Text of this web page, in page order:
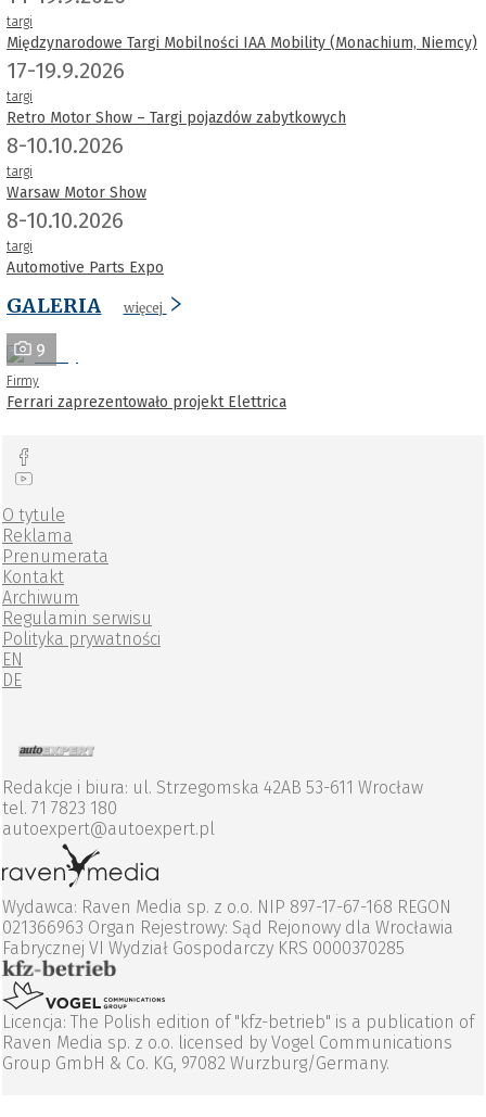
targi
Międzynarodowe Targi Mobilności IAA Mobility (Monachium, Niemcy)
17-19.9.2026
targi
Retro Motor Show – Targi pojazdów zabytkowych
8-10.10.2026
targi
Warsaw Motor Show
8-10.10.2026
targi
Automotive Parts Expo
GALERIA więcej
9
Firmy
Ferrari zaprezentowało projekt Elettrica
O tytule
Reklama
Prenumerata
Kontakt
Archiwum
Regulamin serwisu
Polityka prywatności
EN
DE
Redakcje i biura: ul. Strzegomska 42AB 53-611 Wrocław
tel. 71 7823 180
autoexpert@autoexpert.pl
Wydawca: Raven Media sp. z o.o. NIP 897-17-67-168 REGON
021366963 Organ Rejestrowy: Sąd Rejonowy dla Wrocławia
Fabrycznej VI Wydział Gospodarczy KRS 0000370285
Licencja: The Polish edition of "kfz-betrieb" is a publication of
Raven Media sp. z o.o. licensed by Vogel Communications
Group GmbH & Co. KG, 97082 Wurzburg/Germany.